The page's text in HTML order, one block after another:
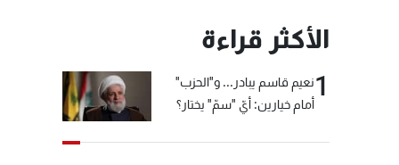
الأكثر قراءة
1نعيم قاسم يبادر... و"الحزب"
أمام خيارين: أيّ "سمّ" يختار؟